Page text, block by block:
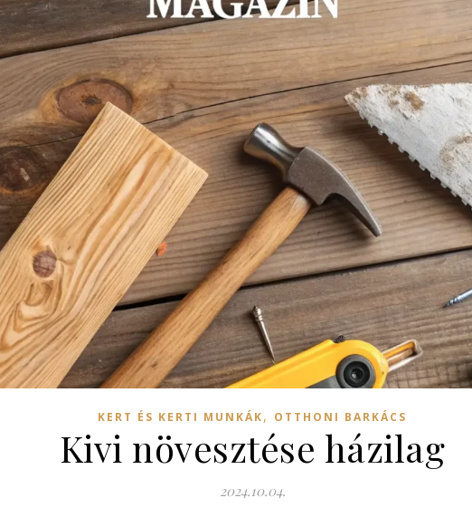
KERT ÉS KERTI MUNKÁK, OTTHONI BARKÁCS
Kivi növesztése házilag
2024.10.04.